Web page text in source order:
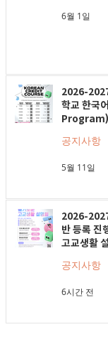
6월 1일
2026-
학교 한국
Program)
공지사항
5월 11일
2026-
반 등록 진
고교생활
공지사항
6시간 전